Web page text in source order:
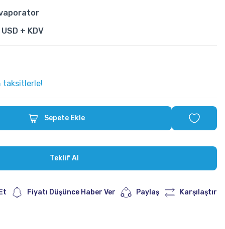
+ KDV
taksitlerle!
Sepete Ekle
Teklif Al
Fiyatı Düşünce Haber Ver Paylaş Karşılaştır